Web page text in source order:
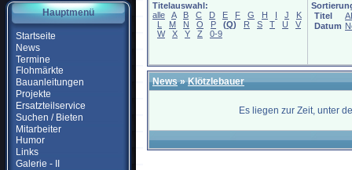
Hauptmenü
Startseite
News
Termine
Flohmärkte
Bauanleitungen
Projekte
Ersatzteilservice
Suchen / Bieten
Mitarbeiter
Humor
Links
Galerie - II
Titelauswahl:
alle
A B C D E F G H I J
K
L
M N O P (Q) R S T U
V
W
X Y Z 0-9
Titel
Datum
News»Klötzlebauer
Es liegen zur Zeit, unter